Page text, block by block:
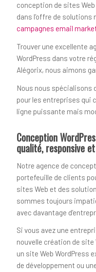
conception de sites
dans l’offre de
campagnes email
Trouver une excellente
WordPress dans votre
Alégorix, nous aimons
Nous nous spécialisons
pour les entreprises qui
ligne puissante mais
Conception
qualité, responsive
Notre agence de
portefeuille de clients
sites Web et des
sommes toujours
avec davantage
Si vous avez une
nouvelle création de site
un site Web WordPress
de développement ou